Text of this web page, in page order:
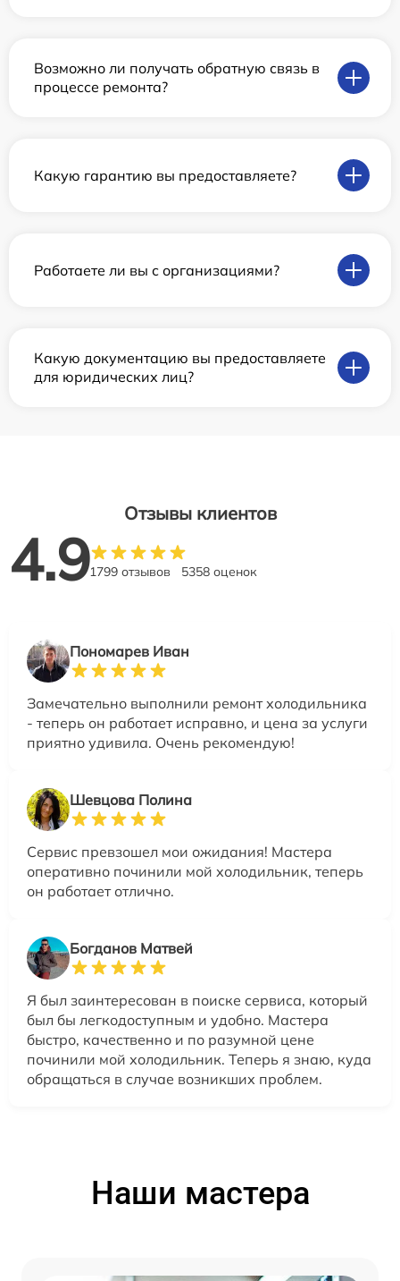
Возможно ли получать обратную связь в
процессе ремонта?
Какую гарантию вы предоставляете?
Работаете ли вы с организациями?
Какую документацию вы предоставляете
для юридических лиц?
Отзывы клиентов
4.91799 отзывов 5358 оценок
Пономарев Иван
Замечательно выполнили ремонт холодильника
- теперь он работает исправно, и цена за услуги
приятно удивила. Очень рекомендую!
Шевцова Полина
Сервис превзошел мои ожидания! Мастера
оперативно починили мой холодильник, теперь
он работает отлично.
Богданов Матвей
Я был заинтересован в поиске сервиса, который
был бы легкодоступным и удобно. Мастера
быстро, качественно и по разумной цене
починили мой холодильник. Теперь я знаю, куда
обращаться в случае возникших проблем.
Наши мастера